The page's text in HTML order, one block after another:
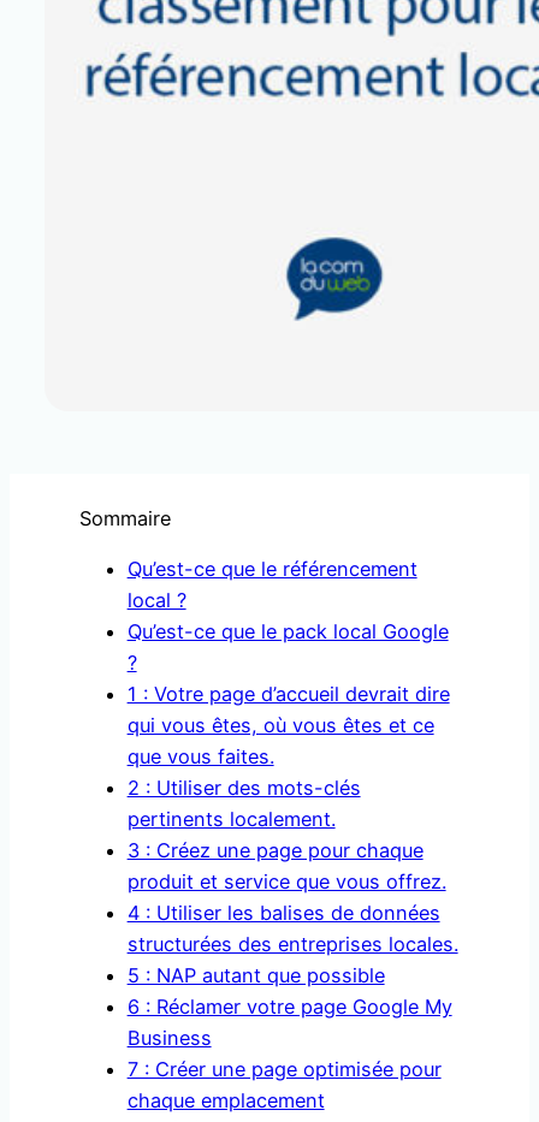
Sommaire
Qu’est-ce que le référencement
local ?
Qu’est-ce que le pack local Google
?
1 : Votre page d’accueil devrait dire
qui vous êtes, où vous êtes et ce
que vous faites.
2 : Utiliser des mots-clés
pertinents localement.
3 : Créez une page pour chaque
produit et service que vous offrez.
4 : Utiliser les balises de données
structurées des entreprises locales.
5 : NAP autant que possible
6 : Réclamer votre page Google My
Business
7 : Créer une page optimisée pour
chaque emplacement